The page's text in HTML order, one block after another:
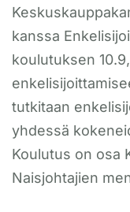
kanssa
koulutuksen
tutkitaan
yhdessä
Koulutus on osa
Naisjohtajien